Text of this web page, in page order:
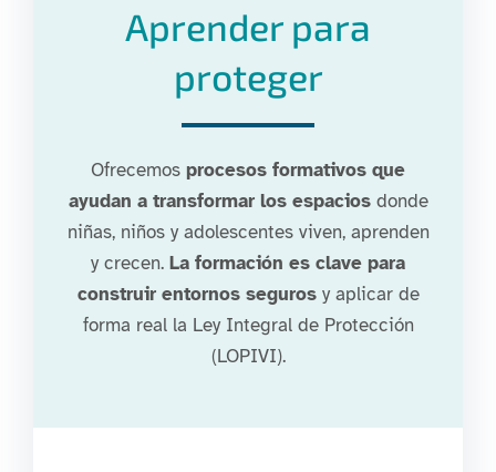
Aprender para
proteger
Ofrecemos procesos formativos que
ayudan a transformar los espaciosdonde
niñas, niños y adolescentes viven, aprenden
y crecen. La formación es clave para
construir entornos segurosy aplicar de
forma real la Ley Integral de Protección
(LOPIVI).